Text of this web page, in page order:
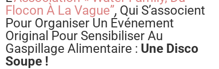
Flocon À La Vague”, Qui S’associent
Pour Organiser Un Événement
Original Pour Sensibiliser Au
Gaspillage Alimentaire : Une Disco
Soupe !